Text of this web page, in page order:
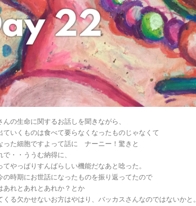
の生命に関するお話しを聞きながら、
ていくものは食べて要らなくなったものじゃなくて
った細胞ですよって話に ナーニー！驚きと
・・ううむ納得に、
てやっぱりすんばらしい機能だなあと唸った。
の時期にお世話になったものを振り返ってたので
あれとあれとあれか？とか
くる欠かせないお方はやはり、バッカスさんなのではないかと。